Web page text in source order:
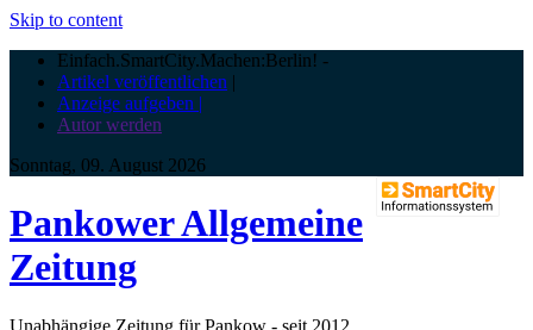
Skip to content
Einfach.SmartCity.Machen:Berlin! -
Artikel veröffentlichen |
Anzeige aufgeben |
Autor werden
Sonntag, 09. August 2026
Pankower Allgemeine
Zeitung
Unabhängige Zeitung für Pankow - seit 2012